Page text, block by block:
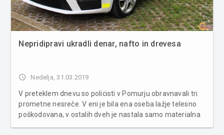
Nepridipravi ukradli denar, nafto in drevesa
access_time Nedelja, 31.03.2019
V preteklem dnevu so policisti v Pomurju obravnavali tri
prometne nesreče. V eni je bila ena oseba lažje telesno
poškodovana, v ostalih dveh je nastala samo materialna